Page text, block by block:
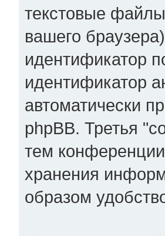
текстовые
вашего
идентификатор
идентификатор
автоматически
phpBB. Третья
тем
хранения
образом